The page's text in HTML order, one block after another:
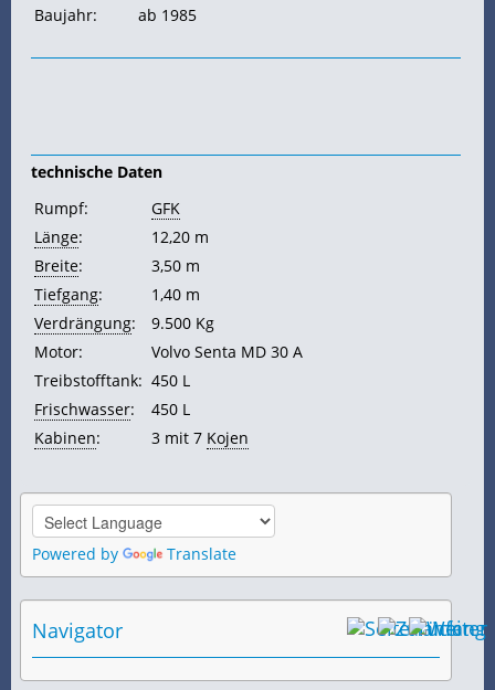
Baujahr:
ab 1985
technische Daten
Rumpf:
GFK
Länge:
12,20 m
Breite:
3,50 m
Tiefgang:
1,40 m
Verdrängung:
9.500 Kg
Motor:
Volvo Senta MD 30 A
Treibstofftank: 450 L
Frischwasser:
450 L
Kabinen: 3 mit 7 Kojen
Powered by Translate
Navigator